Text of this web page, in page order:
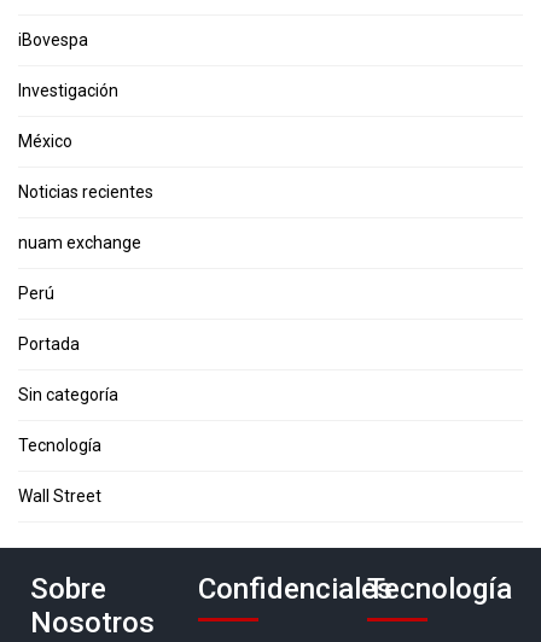
iBovespa
Investigación
México
Noticias recientes
nuam exchange
Perú
Portada
Sin categoría
Tecnología
Wall Street
Sobre
Nosotros
ConfidencialesTecnología